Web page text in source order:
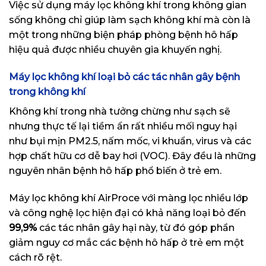
Việc sử dụng máy lọc không khí trong không gian
sống không chỉ giúp làm sạch không khí mà còn là
một trong những biện pháp phòng bệnh hô hấp
hiệu quả được nhiều chuyên gia khuyến nghị.
Máy lọc không khí loại bỏ các tác nhân gây bệnh
trong không khí
Không khí trong nhà tưởng chừng như sạch sẽ
nhưng thực tế lại tiềm ẩn rất nhiều mối nguy hại
như bụi mịn PM2.5, nấm mốc, vi khuẩn, virus và các
hợp chất hữu cơ dễ bay hơi (VOC). Đây đều là những
nguyên nhân bệnh hô hấp phổ biến ở trẻ em.
Máy lọc không khí AirProce với màng lọc nhiều lớp
và công nghệ lọc hiện đại có khả năng loại bỏ đến
99,9%các tác nhân gây hại này, từ đó góp phần
giảm nguy cơ mắc các bệnh hô hấp ở trẻ em một
cách rõ rệt.